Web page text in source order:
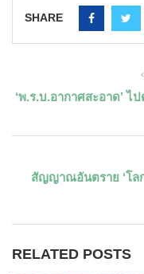
SHARE
‘พ.ร.บ.อากาศสะอาด’
สัญญาณอันตราย ‘โล
RELATED POSTS